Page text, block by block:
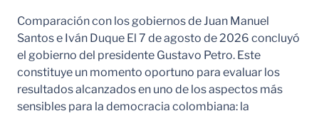
Comparación con los gobiernos de Juan Manuel
Santos e Iván Duque El 7 de agosto de 2026 concluyó
el gobierno del presidente Gustavo Petro. Este
constituye un momento oportuno para evaluar los
resultados alcanzados en uno de los aspectos más
sensibles para la democracia colombiana: la